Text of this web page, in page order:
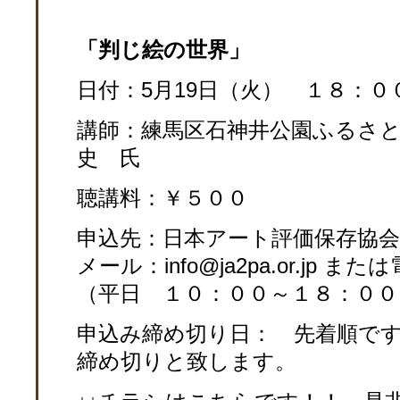
「判じ絵の世界 」
日付：5月19日（火） １８：０
講師：練馬区石神井公園ふる
史 氏
聴講料：￥５００
申込先：日本アート評価保存協
メール：info@ja2pa.or.jp または
（平日 １０：００～１８：０
申込み締め切り日： 先着順で
締め切りと致します。